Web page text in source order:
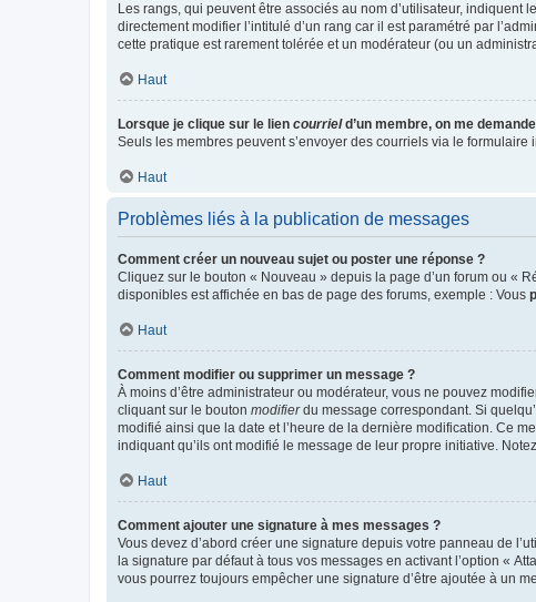
Les rangs, qui peuvent être associés au nom d’utilisateur,
directement modifier l’intitulé d’un rang car il est paramétré par
cette pratique est rarement tolérée et un modérateur (ou un
Haut
Lorsque je clique sur le lien courrield’un membre, on me
Seuls les membres peuvent s’envoyer des courriels via le
Haut
Problèmes liés à la publication de messages
Comment créer un nouveau sujet ou poster une réponse ?
Cliquez sur le bouton « Nouveau » depuis la page d’un forum ou «
disponibles est affichée en bas de page des forums, exemple : Vous
Haut
Comment modifier ou supprimer un message ?
À moins d’être administrateur ou modérateur, vous ne pouvez
cliquant sur le bouton modifierdu message correspondant. Si
modifié ainsi que la date et l’heure de la dernière modification. Ce
indiquant qu’ils ont modifié le message de leur propre initiative.
Haut
Comment ajouter une signature à mes messages ?
Vous devez d’abord créer une signature depuis votre panneau de
la signature par défaut à tous vos messages en activant l’option «
vous pourrez toujours empêcher une signature d’être ajoutée à un